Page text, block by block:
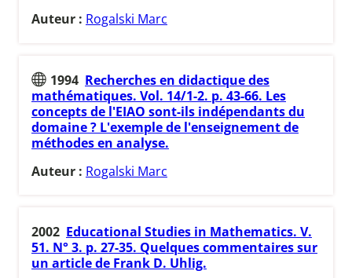
Auteur : Rogalski Marc
1994 Recherches en didactique des
mathématiques. Vol. 14/1-2. p. 43-66. Les
concepts de l'EIAO sont-ils indépendants du
domaine ? L'exemple de l'enseignement de
méthodes en analyse.
Auteur : Rogalski Marc
2002 Educational Studies in Mathematics. V.
51. N° 3. p. 27-35. Quelques commentaires sur
un article de Frank D. Uhlig.